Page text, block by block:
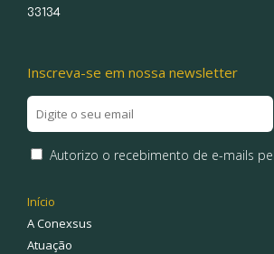
33134
Inscreva-se em nossa newsletter
Autorizo o recebimento de e-mails
Início
A Conexsus
Atuação